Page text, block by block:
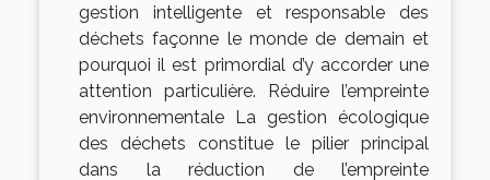
gestion intelligente et responsable des
déchets façonne le monde de demain et
pourquoi il est primordial d’y accorder une
attention particulière. Réduire l’empreinte
environnementale La gestion écologique
des déchets constitue le pilier principal
dans la réduction de l’empreinte